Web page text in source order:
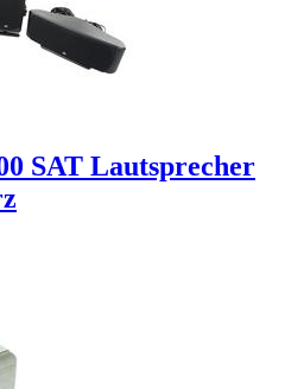
SAT Lautsprecher